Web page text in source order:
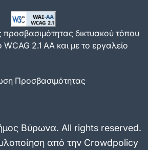
δικτυακού τόπου
2.1 AA και με το εργαλείο
Προσβασιμότητας
Βύρωνα. All rights reserved.
από την Crowdpolicy